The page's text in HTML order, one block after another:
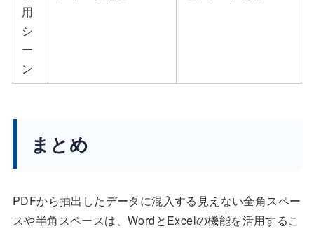
用
シ
ー
ン
まとめ
PDFから抽出したデータに混入する見えない全角スペー
スや半角スペースは、WordとExcelの機能を活用するこ